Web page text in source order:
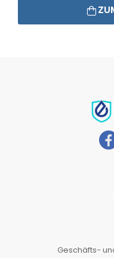
Geschäfts-